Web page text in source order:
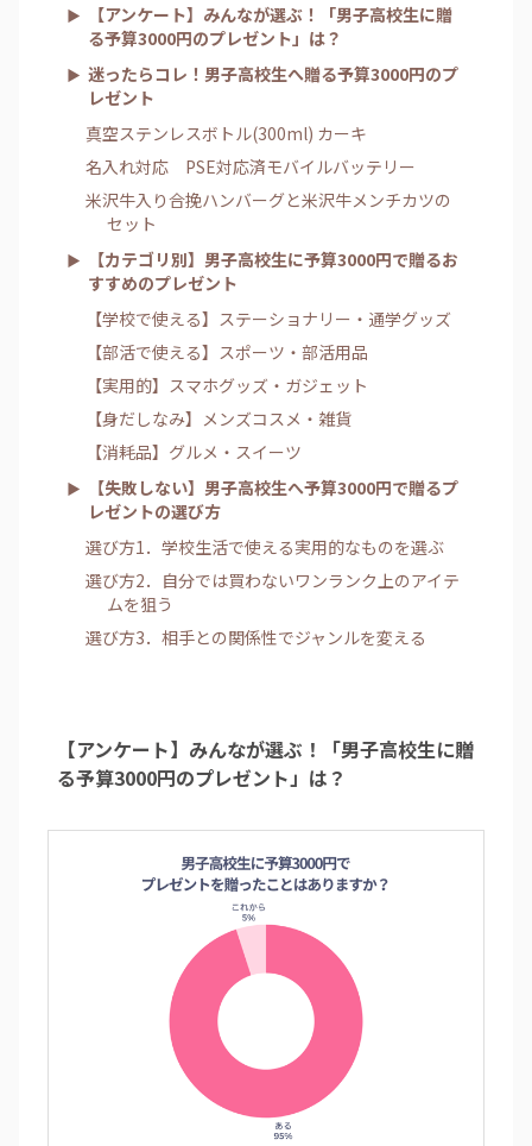
【アンケート】みんなが選ぶ！「男子高校生に贈
る予算3000円のプレゼント」は？
迷ったらコレ！男子高校生へ贈る予算3000円のプ
レゼント
真空ステンレスボトル(300ml) カーキ
名入れ対応 PSE対応済モバイルバッテリー
米沢牛入り合挽ハンバーグと米沢牛メンチカツの
セット
【カテゴリ別】男子高校生に予算3000円で贈るお
すすめのプレゼント
【学校で使える】ステーショナリー・通学グッズ
【部活で使える】スポーツ・部活用品
【実用的】スマホグッズ・ガジェット
【身だしなみ】メンズコスメ・雑貨
【消耗品】グルメ・スイーツ
【失敗しない】男子高校生へ予算3000円で贈るプ
レゼントの選び方
選び方1．学校生活で使える実用的なものを選ぶ
選び方2．自分では買わないワンランク上のアイテ
ムを狙う
選び方3．相手との関係性でジャンルを変える
【アンケート】みんなが選ぶ！「男子高校生に贈
る予算3000円のプレゼント」は？